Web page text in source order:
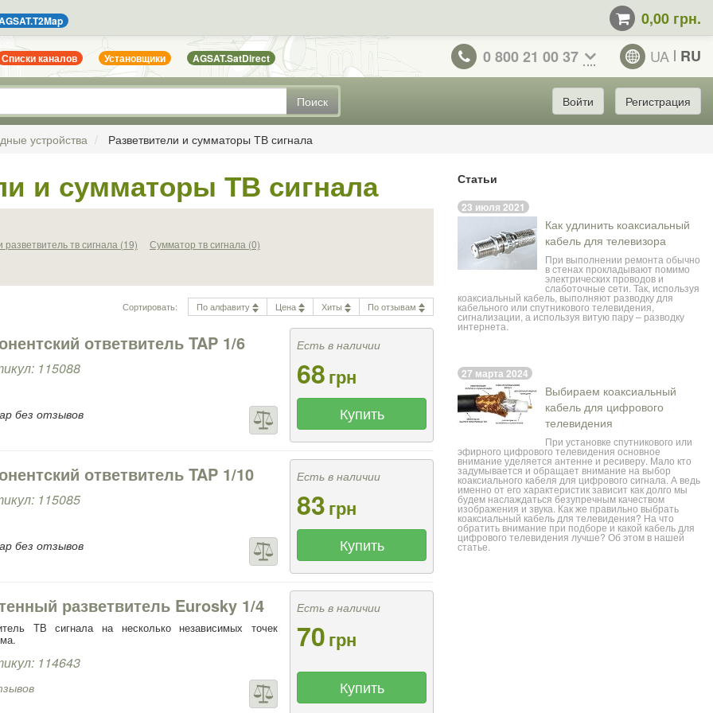
0,00 грн.
Списки каналов Установщики AGSAT.SatDirect 0 800 21 00 37 UA RU
Поиск Войти Регистрация
устройства Разветвители и сумматоры ТВ сигнала
и сумматоры ТВ сигнала
тв сигнала (19)
Сумматор тв сигнала (0)
Сортировать: По алфавиту Цена Хиты По отзывам
ответвитель TAP 1/6
115088
без отзывов
Есть в наличии
68грн
Купить
ответвитель TAP 1/10
115085
без отзывов
Есть в наличии
83грн
Купить
разветвитель Eurosky 1/4
ТВ сигнала на несколько независимых точек
114643
Есть в наличии
70грн
Купить
Статьи
23 июля 2021
Как удлинить коаксиальный
кабель для телевизора
При выполнении ремонта обычно
в стенах прокладывают помимо
электрических проводов и
слаботочные сети. Так, используя
коаксиальный кабель, выполняют разводку для
кабельного или спутникового телевидения,
сигнализации, а используя витую пару – разводку
интернета.
27 марта 2024
Выбираем коаксиальный
кабель для цифрового
телевидения
При установке спутникового или
эфирного цифрового телевидения основное
внимание уделяется антенне и ресиверу. Мало кто
задумывается и обращает внимание на выбор
коаксиального кабеля для цифрового сигнала. А ведь
именно от его характеристик зависит как долго мы
будем наслаждаться безупречным качеством
изображения и звука. Как же правильно выбрать
коаксиальный кабель для телевидения? На что
обратить внимание при подборе и какой кабель для
цифрового телевидения лучше? Об этом в нашей
статье.